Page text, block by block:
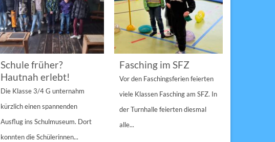
Schule früher?
Hautnah erlebt!
Die Klasse 3/4 G unternahm
kürzlich einen spannenden
Ausflug ins Schulmuseum. Dort
konnten die Schülerinnen...
Fasching im SFZ
Vor den Faschingsferien feierten
viele Klassen Fasching am SFZ. In
der Turnhalle feierten diesmal
alle...